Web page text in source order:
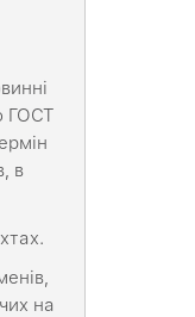
ГОСТ
в
на